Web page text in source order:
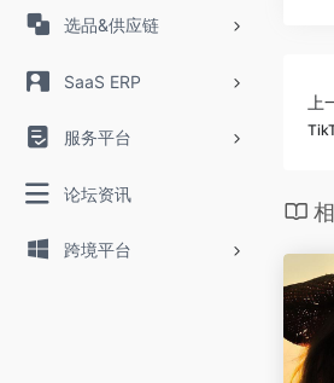
选品&供应链
SaaS ERP
服务平台
论坛资讯
跨境平台
上